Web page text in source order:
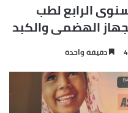
الرابع لطب
الهضمى والكبد
دقيقة واحدة